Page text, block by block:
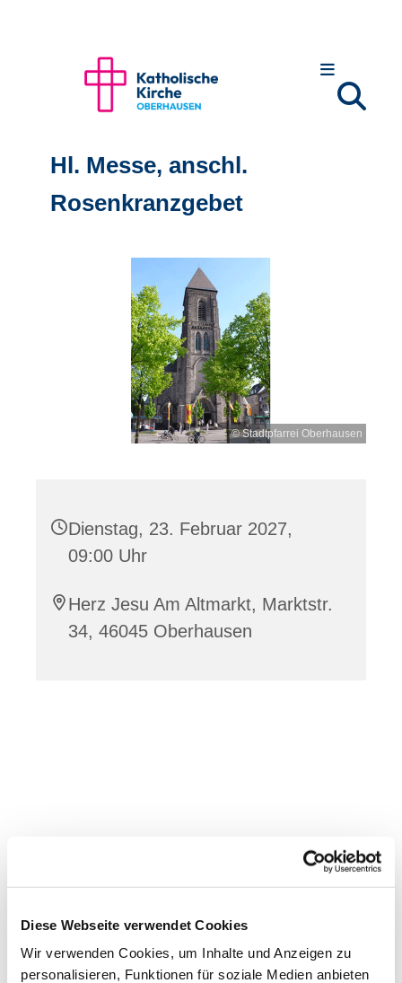
Diese Webseite verwendet Cookies
Wir verwenden Cookies, um Inhalte und Anzeigen zu
personalisieren, Funktionen für soziale Medien anbieten
Hl. Messe, anschl.
Rosenkranzgebet
© Stadtpfarrei Oberhausen
Dienstag, 23. Februar 2027,
09:00 Uhr
Herz Jesu Am Altmarkt, Marktstr.
34, 46045 Oberhausen